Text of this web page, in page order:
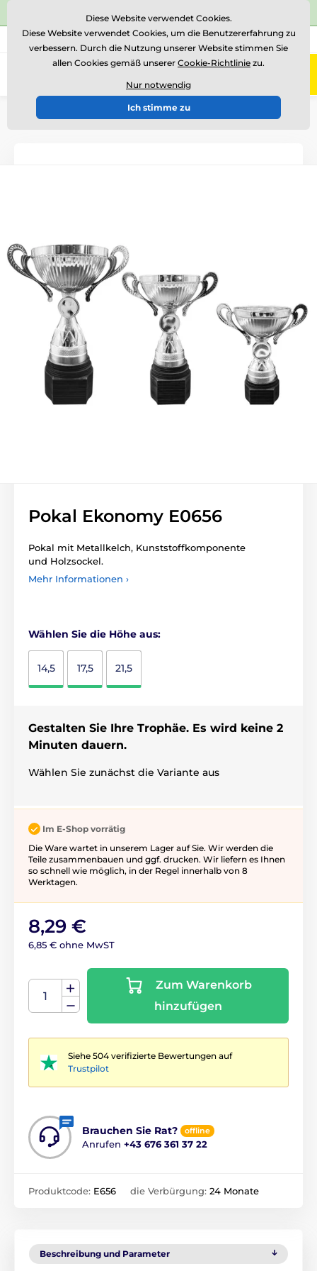
⭐Siehe 504 verifizierte Bewertungen auf
Rufen Sie uns an (Mo-Fr 15-18) +43 676 361 37 22
0
Einführung
Pokale "EKONOMY"
Pokal Ekonomy E0656
Pokal mit Metallkelch, Kunststoffkomponente
und Holzsockel.
Mehr Informationen ›
Wählen Sie die Höhe aus:
14,5 17,5 21,5
Gestalten Sie Ihre Trophäe. Es wird keine 2
Minuten dauern.
Wählen Sie zunächst die Variante aus
Im E-Shop vorrätig
Die Ware wartet in unserem Lager auf Sie. Wir werden die
Teile zusammenbauen und ggf. drucken. Wir liefern es Ihnen
so schnell wie möglich, in der Regel innerhalb von 8
Werktagen.
8,29 €
6,85 € ohne MwST
Zum Warenkorb
hinzufügen
Siehe 504 verifizierte Bewertungen auf
Trustpilot
Brauchen Sie Rat? offline
Anrufen +43 676 361 37 22
Produktcode: E656 die Verbürgung: 24 Monate
Beschreibung und Parameter
Diese Website verwendet Cookies.
Diese Website verwendet Cookies, um die Benutzererfahrung zu
verbessern. Durch die Nutzung unserer Website stimmen Sie
allen Cookies gemäß unserer Cookie-Richtlinie zu.
Nur notwendig
Ich stimme zu